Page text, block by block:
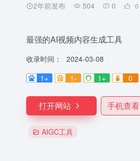
2年前发布 504 0 0
最强的AI视频内容生成工具
收录时间：
2024-03-08
1+
1- 1+ 0
打开网站 手机查看
AIGC工具